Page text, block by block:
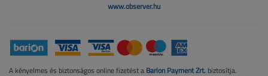
www.observer.hu
A kényelmes és biztonságos online fizetést a Barion Payment Zrt. biztosítja.